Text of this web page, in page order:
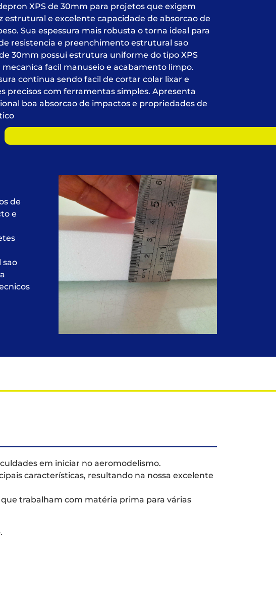
XPS de 30mm para projetos que exigem
estrutural e excelente capacidade de absorcao de
Sua espessura mais robusta o torna ideal para
resistencia e preenchimento estrutural sao
30mm possui estrutura uniforme do tipo XPS
facil manuseio e acabamento limpo.
continua sendo facil de cortar colar lixar e
precisos com ferramentas simples. Apresenta
boa absorcao de impactos e propriedades de
de
e
sao
em iniciar no aeromodelismo.
características, resultando na nossa excelente
trabalham com matéria prima para várias